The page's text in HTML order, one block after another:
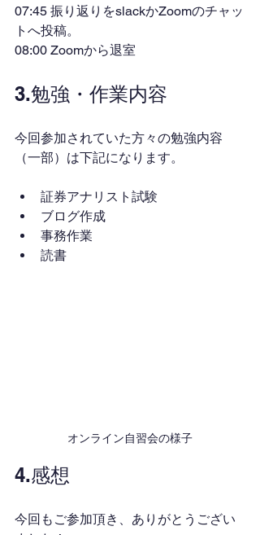
07:45 振り返りをslackかZoomのチャッ
トへ投稿。
08:00 Zoomから退室
3.勉強・作業内容
今回参加されていた方々の勉強内容
（一部）は下記になります。
証券アナリスト試験
ブログ作成
事務作業
読書
オンライン自習会の様子
4.感想
今回もご参加頂き、ありがとうござい